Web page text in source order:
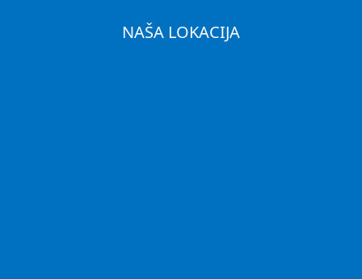
NAŠA LOKACIJA